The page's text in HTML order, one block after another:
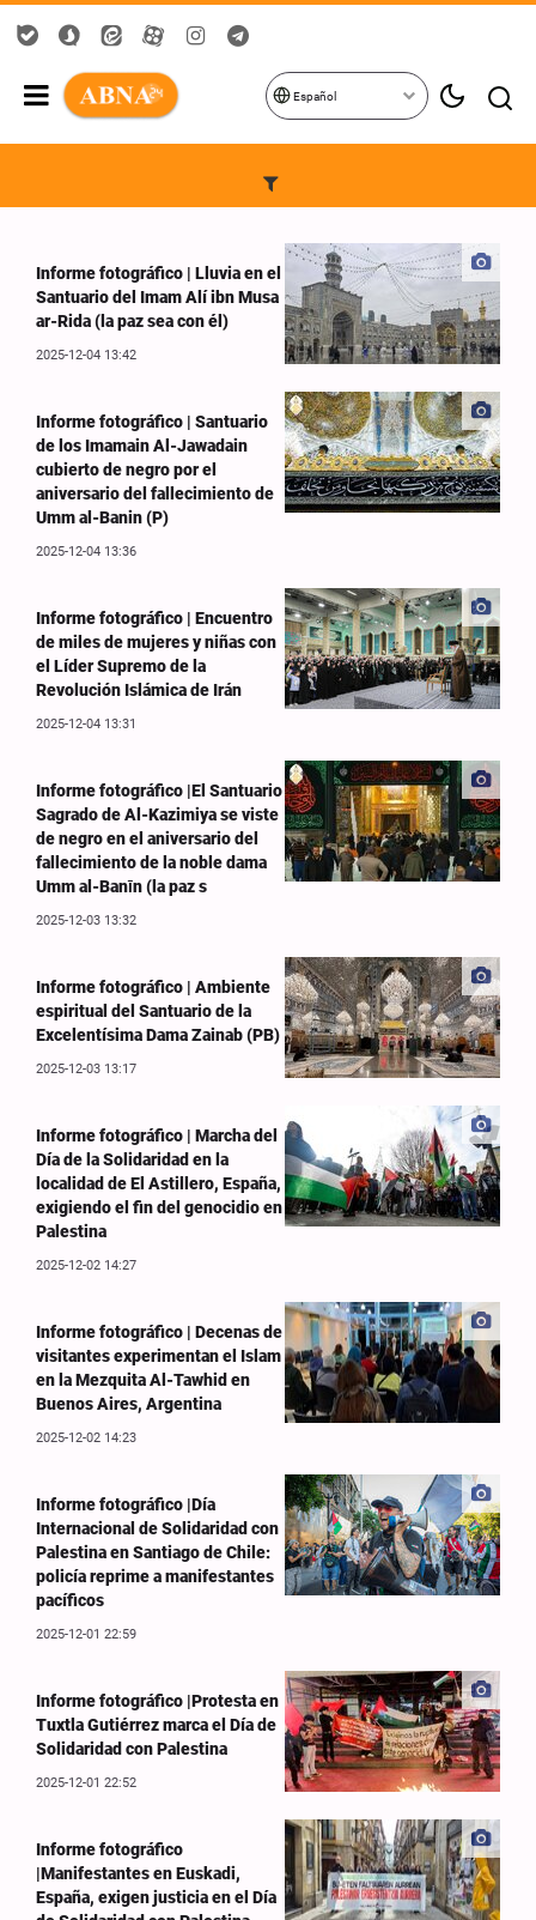
Español
Informe fotográfico | Lluvia en el
Santuario del Imam Alí ibn Musa
ar-Rida (la paz sea con él)
2025-12-04 13:42
Informe fotográfico | Santuario
de los Imamain Al-Jawadain
cubierto de negro por el
aniversario del fallecimiento de
Umm al-Banin (P)
2025-12-04 13:36
Informe fotográfico | Encuentro
de miles de mujeres y niñas con
el Líder Supremo de la
Revolución Islámica de Irán
2025-12-04 13:31
Informe fotográfico |El Santuario
Sagrado de Al-Kazimiya se viste
de negro en el aniversario del
fallecimiento de la noble dama
Umm al-Banīn (la paz s
2025-12-03 13:32
Informe fotográfico | Ambiente
espiritual del Santuario de la
Excelentísima Dama Zainab (PB)
2025-12-03 13:17
Informe fotográfico | Marcha del
Día de la Solidaridad en la
localidad de El Astillero, España,
exigiendo el fin del genocidio en
Palestina
2025-12-02 14:27
Informe fotográfico | Decenas de
visitantes experimentan el Islam
en la Mezquita Al-Tawhid en
Buenos Aires, Argentina
2025-12-02 14:23
Informe fotográfico |Día
Internacional de Solidaridad con
Palestina en Santiago de Chile:
policía reprime a manifestantes
pacíficos
2025-12-01 22:59
Informe fotográfico |Protesta en
Tuxtla Gutiérrez marca el Día de
Solidaridad con Palestina
2025-12-01 22:52
Informe fotográfico
|Manifestantes en Euskadi,
España, exigen justicia en el Día